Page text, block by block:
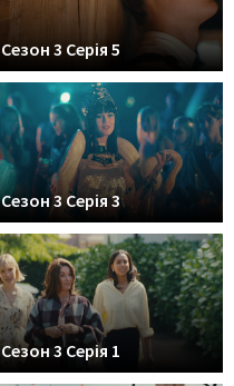
Сезон 3 Серія 5
Сезон 3 Серія 3
Сезон 3 Серія 1